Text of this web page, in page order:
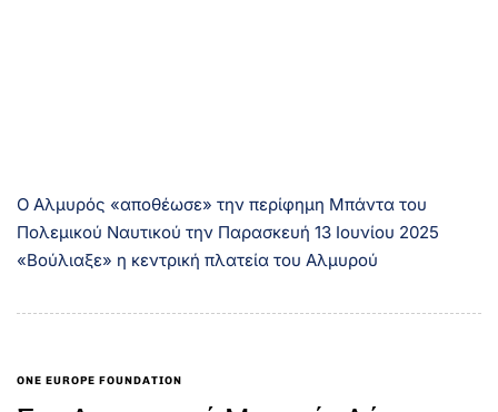
Ο Αλμυρός «αποθέωσε» την περίφημη Μπάντα του
Πολεμικού Ναυτικού την Παρασκευή 13 Ιουνίου 2025
«Βούλιαξε» η κεντρική πλατεία του Αλμυρού
ONE EUROPE FOUNDATION